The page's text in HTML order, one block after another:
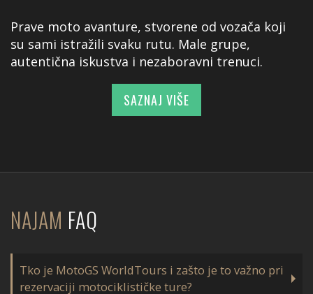
Prave moto avanture, stvorene od vozača koji
su sami istražili svaku rutu. Male grupe,
autentična iskustva i nezaboravni trenuci.
SAZNAJ VIŠE
NAJAM FAQ
Tko je MotoGS WorldTours i zašto je to važno pri
rezervaciji motociklističke ture?